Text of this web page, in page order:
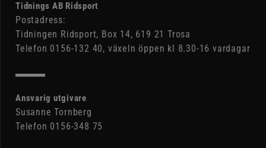
Tidnings AB Ridsport
Postadress:
Tidningen Ridsport, Box 14, 619 21 Trosa
Telefon 0156-132 40, växeln öppen kl 8.30-16 vardagar
Ansvarig utgivare
Susanne Tornberg
Telefon 0156-348 75